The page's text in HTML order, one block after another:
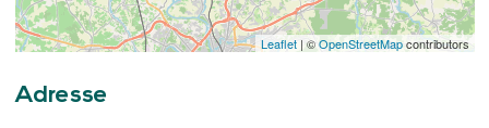
Leaflet| ©OpenStreetMapcontributors
Adresse